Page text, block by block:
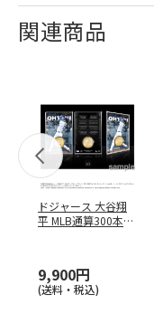
関連商品
ドジャース 大谷翔
平 MLB通算300本塁
9,900円
(送料・税込)